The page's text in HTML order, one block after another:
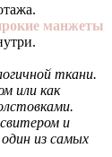
манжеты
ткани.
или как
и
из самых